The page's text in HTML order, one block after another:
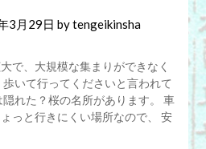
3月29日 bytengeikinsha
で、大規模な集まりができなく
いて行ってくださいと言われて
れた？桜の名所があります。 車
っと行きにくい場所なので、 安